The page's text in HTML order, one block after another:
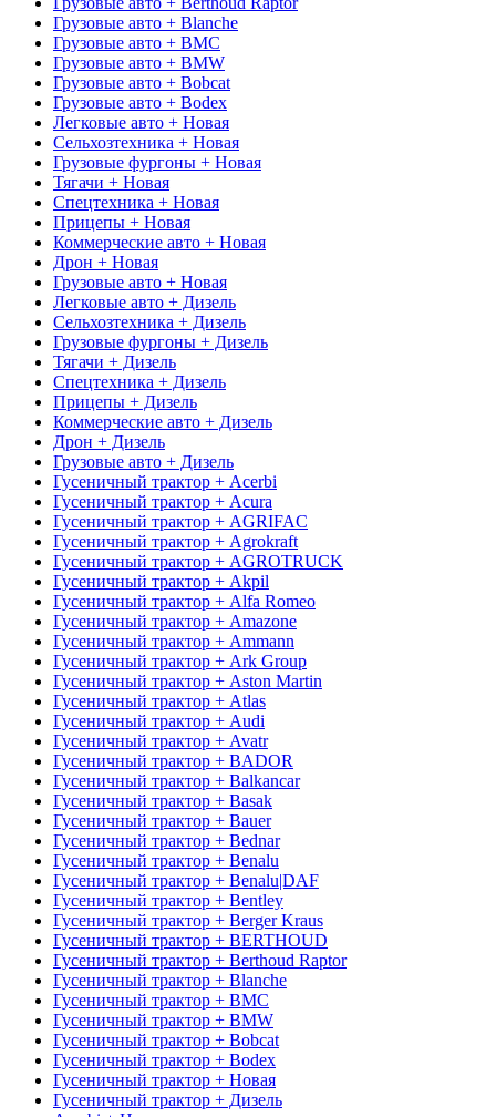
Грузовые авто + Blanche
Грузовые авто + BMC
Грузовые авто + BMW
Грузовые авто + Bobcat
Грузовые авто + Bodex
Легковые авто + Новая
Сельхозтехника + Новая
Грузовые фургоны + Новая
Тягачи + Новая
Спецтехника + Новая
Прицепы + Новая
Коммерческие авто + Новая
Дрон + Новая
Грузовые авто + Новая
Легковые авто + Дизель
Сельхозтехника + Дизель
Грузовые фургоны + Дизель
Тягачи + Дизель
Спецтехника + Дизель
Прицепы + Дизель
Коммерческие авто + Дизель
Дрон + Дизель
Грузовые авто + Дизель
Гусеничный трактор + Acerbi
Гусеничный трактор + Acura
Гусеничный трактор + AGRIFAC
Гусеничный трактор + Agrokraft
Гусеничный трактор + AGROTRUCK
Гусеничный трактор + Akpil
Гусеничный трактор + Alfa Romeo
Гусеничный трактор + Amazone
Гусеничный трактор + Ammann
Гусеничный трактор + Ark Group
Гусеничный трактор + Aston Martin
Гусеничный трактор + Atlas
Гусеничный трактор + Audi
Гусеничный трактор + Avatr
Гусеничный трактор + BADOR
Гусеничный трактор + Balkancar
Гусеничный трактор + Basak
Гусеничный трактор + Bauer
Гусеничный трактор + Bednar
Гусеничный трактор + Benalu
Гусеничный трактор + Benalu|DAF
Гусеничный трактор + Bentley
Гусеничный трактор + Berger Kraus
Гусеничный трактор + BERTHOUD
Гусеничный трактор + Berthoud Raptor
Гусеничный трактор + Blanche
Гусеничный трактор + BMC
Гусеничный трактор + BMW
Гусеничный трактор + Bobcat
Гусеничный трактор + Bodex
Гусеничный трактор + Новая
Гусеничный трактор + Дизель